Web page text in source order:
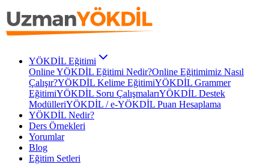
YÖKDİL Eğitimi
Online YÖKDİL Eğitimi Nedir?Online Eğitimimiz Nasıl
Çalışır?YÖKDİL Kelime EğitimiYÖKDİL Grammer
EğitimiYÖKDİL Soru ÇalışmalarıYÖKDİL Destek
ModülleriYÖKDİL / e-YÖKDİL Puan Hesaplama
YÖKDİL Nedir?
Ders Örnekleri
Yorumlar
Blog
Eğitim Setleri